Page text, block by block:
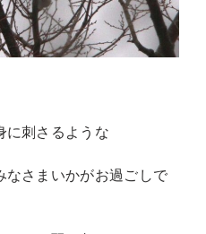
に刺さるような
なさまいかがお過ごしで